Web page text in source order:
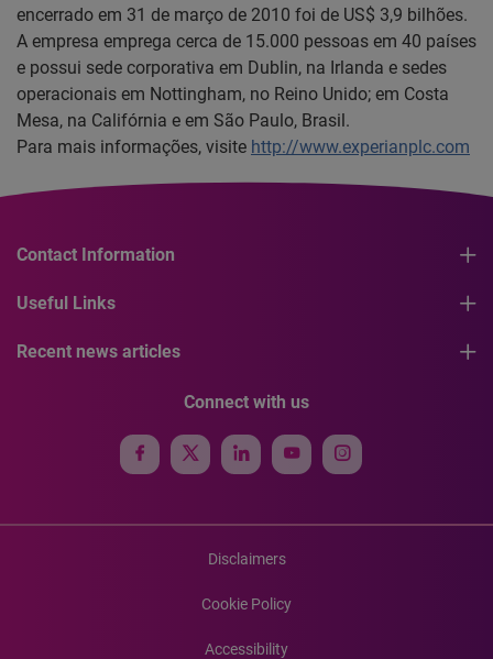
encerrado em 31 de março de 2010 foi de US$ 3,9 bilhões.
A empresa emprega cerca de 15.000 pessoas em 40 países
e possui sede corporativa em Dublin, na Irlanda e sedes
operacionais em Nottingham, no Reino Unido; em Costa
Mesa, na Califórnia e em São Paulo, Brasil.
Para mais informações, visite http://www.experianplc.com
Contact Information
Useful Links
Recent news articles
Connect with us
Disclaimers
Cookie Policy
Accessibility